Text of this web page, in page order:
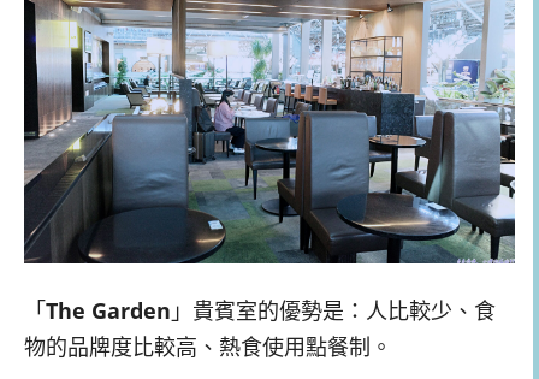
「The Garden 」貴賓室的優勢是：人比較少、食
物的品牌度比較高、熱食使用點餐制。